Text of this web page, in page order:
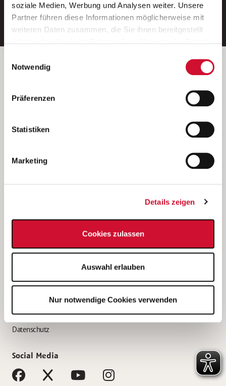
soziale Medien, Werbung und Analysen weiter. Unsere
Partner führen diese Informationen möglicherweise mit
weiteren Daten zusammen, die Sie ihnen bereitgestellt
Wenn Sie auf „Cookies zulassen“ klicken, so stimmen
Sie der Speicherung sämtlicher Cookies zu. Sie können
Ihre Einwilligung selbstverständlich jederzeit widerrufen,
indem Sie die Cookie-Einstellungen aufrufen und diese
unsererDatenschutzerklärung
Notwendig
Präferenzen
Statistiken
Marketing
Details zeigen
Cookies zulassen
Auswahl erlauben
Nur notwendige Cookies verwenden
E-Mail-Adresse eintragen
Betreiber der Webseite
Kantstraße 45a
(Ein Tochterunternehmen des AWO Bezirksverbandes Unterfranken
e.V.)
Bewerbung als Altenpflegehelfer*in
Bewerbung als Erzieher*in
AWO Gliederungen nach Bundesland
Impressum
Datenschutz
Social Media